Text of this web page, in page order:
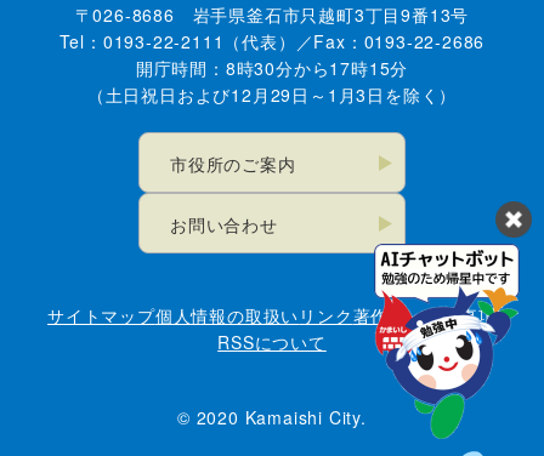
〒026-8686 岩手県釜石市只越町3丁目9番13号
Tel：0193-22-2111（代表）／Fax：0193-22-2686
開庁時間：8時30分から17時15分
（土日祝日および12月29日～1月3日を除く）
市役所のご案内
お問い合わせ
サイトマップ個人情報の取扱い リンク著作権・免責事項
RSSについて
© 2020 Kamaishi City.